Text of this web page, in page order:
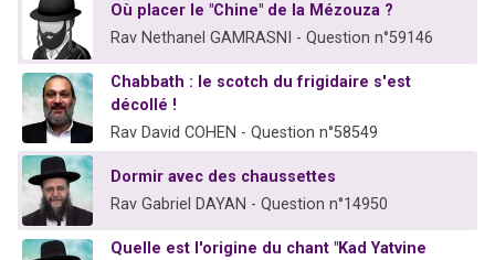
Où placer le "Chine" de la Mézouza ?
Rav Nethanel GAMRASNI - Question n°59146
Chabbath : le scotch du frigidaire s'est
décollé !
Rav David COHEN - Question n°58549
Dormir avec des chaussettes
Rav Gabriel DAYAN - Question n°14950
Quelle est l'origine du chant "Kad Yatvine